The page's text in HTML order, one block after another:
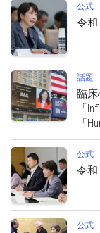
公式
令
話題
臨床
「
「
公式
令
公式